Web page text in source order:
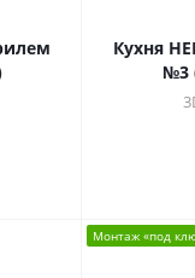
Кухня
№3
Монтаж «под